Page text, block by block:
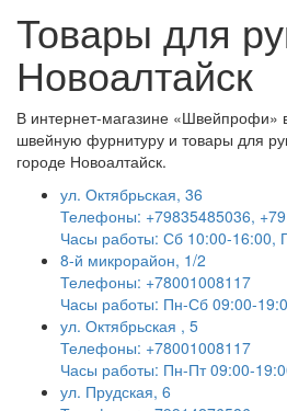
Товары для
Новоалтайск
В интернет-магазине «Швейпрофи»
швейную фурнитуру и товары для
городе Новоалтайск.
ул. Октябрьская, 36
Телефоны: +79835485036,
Часы работы: Сб 10:00-16:00,
8-й микрорайон, 1/2
Телефоны: +78001008117
Часы работы: Пн-Сб 09:00-
ул. Октябрьская , 5
Телефоны: +78001008117
Часы работы: Пн-Пт 09:00-
ул. Прудская, 6